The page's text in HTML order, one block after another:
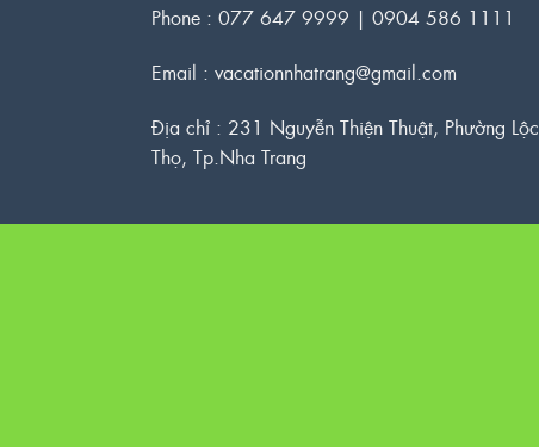
Phone : 077 647 9999 | 0904 586 1111
Email : vacationnhatrang@gmail.com
Địa chỉ : 231 Nguyễn Thiện Thuật, Phường Lộc
Thọ, Tp.Nha Trang